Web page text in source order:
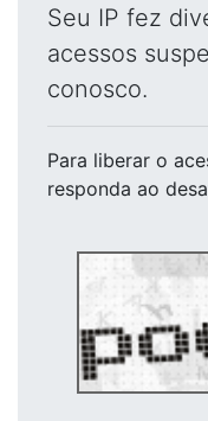
Seu IP fez
acessos
conosco.
Para liberar o
responda ao